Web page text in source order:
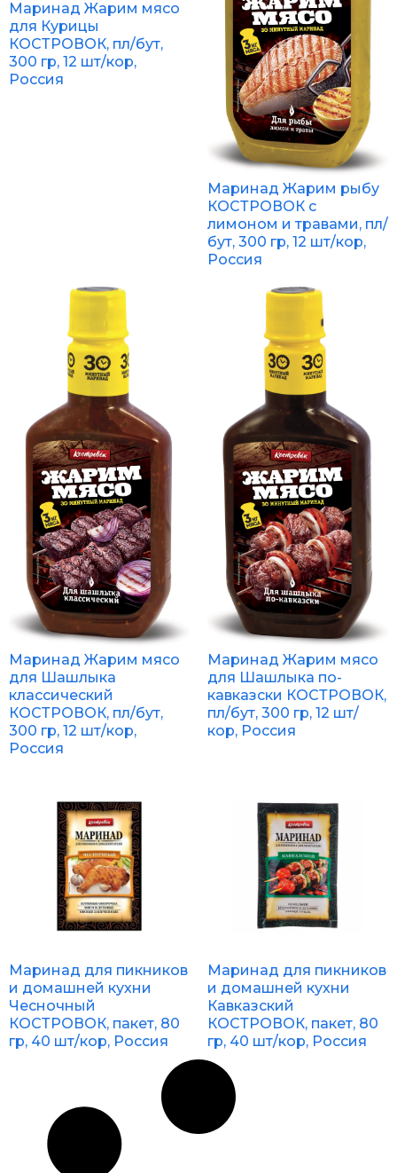
Маринад Жарим мясо
для Курицы
КОСТРОВОК, пл/бут,
300 гр, 12 шт/кор,
Россия
Маринад Жарим рыбу
КОСТРОВОК с
лимоном и травами, пл/
бут, 300 гр, 12 шт/кор,
Россия
Маринад Жарим мясо
для Шашлыка
классический
КОСТРОВОК, пл/бут,
300 гр, 12 шт/кор,
Россия
Маринад Жарим мясо
для Шашлыка по-
кавказски КОСТРОВОК,
пл/бут, 300 гр, 12 шт/
кор, Россия
Маринад для пикников
и домашней кухни
Чесночный
КОСТРОВОК, пакет, 80
гр, 40 шт/кор, Россия
Маринад для пикников
и домашней кухни
Кавказский
КОСТРОВОК, пакет, 80
гр, 40 шт/кор, Россия